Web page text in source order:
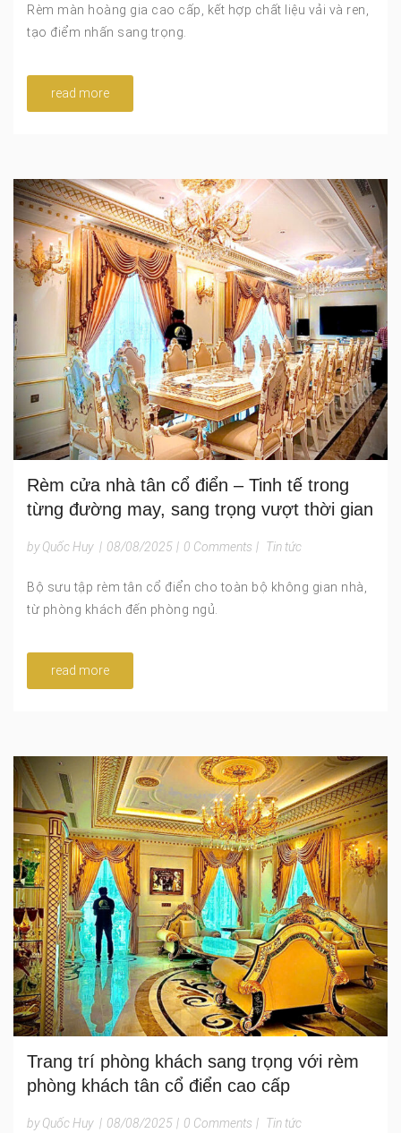
Rèm màn hoàng gia cao cấp, kết hợp chất liệu vải và ren,
tạo điểm nhấn sang trọng.
read more
Rèm cửa nhà tân cổ điển – Tinh tế trong
từng đường may, sang trọng vượt thời gian
by Quốc Huy | 08/08/2025 | 0 Comments | Tin tức
Bộ sưu tập rèm tân cổ điển cho toàn bộ không gian nhà,
từ phòng khách đến phòng ngủ.
read more
Trang trí phòng khách sang trọng với rèm
phòng khách tân cổ điển cao cấp
by Quốc Huy | 08/08/2025 | 0 Comments | Tin tức